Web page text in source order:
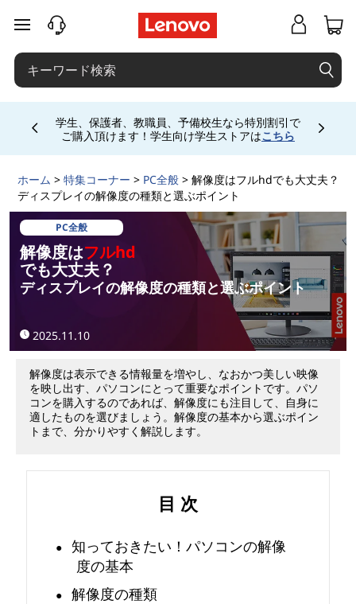
解
像
度
フ
ル
で
も
メインコンテンツにスキップする
学生、保護者、教職員、予備校生なら特別割引で
ご購入頂けます！学生向け学生ストアはこちら
Currently displaying item 4 of
ホーム > 特集コーナー > PC全般 > 解像度はフルhdでも大丈夫？
ディスプレイの解像度の種類と選ぶポイント
PC全般
解像度はフルhd
でも大丈夫？
ディスプレイの解像度の種類と選ぶポイント
2025.11.10
解像度は表示できる情報量を増やし、なおかつ美しい映像
を映し出す、パソコンにとって重要なポイントです。パソ
コンを購入するのであれば、解像度にも注目して、自身に
適したものを選びましょう。解像度の基本から選ぶポイン
トまで、分かりやすく解説します。
目 次
知っておきたい！パソコンの解像
度の基本
解像度の種類